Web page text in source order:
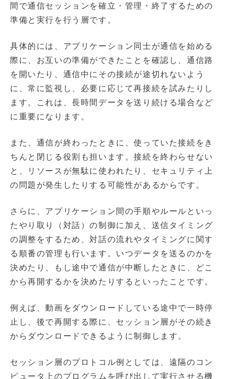
間で通信セッションを確立・管理・終了するための
準備と実行を行う層です。
具体的には、アプリケーション同士が通信を始める
際に、お互いの準備ができたことを確認し、通信路
を開いたり、通信中にその接続が途切れないよう
に、常に監視し、必要に応じて再接続を試みたりし
ます。これは、長時間データを送り続ける場合など
に重要になります。
また、通信が終わったときに、使っていた接続をき
ちんと閉じる役割も担います。接続を終わらせない
と、リソースが無駄に使われたり、セキュリティ上
の問題が発生したりする可能性があるからです。
さらに、アプリケーション間の手順やルールといっ
たやり取り（対話）の制御に加え、送信タイミング
の調整をするため、対話の流れやタイミングに関す
る順番の管理も行います。いつデータを送るのかを
決めたり、もし途中で通信が中断したときに、どこ
から再開するかを決めたりするといったことです。
例えば、動画をダウンロードしている途中で一時停
止し、後で再開する際に、セッション層がその続き
からダウンロードできるように制御します。
セッション層のプロトコル例としては、遠隔のコン
ピュータ上のプログラムを呼び出して実行させる機